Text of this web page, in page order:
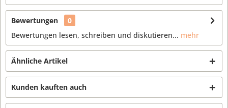
Bewertungen
0
Bewertungen lesen, schreiben und diskutieren... mehr
Ähnliche Artikel
Kunden kauften auch